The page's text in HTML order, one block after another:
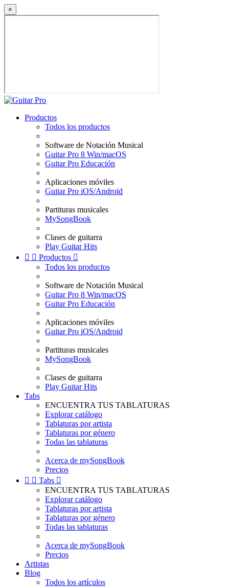
×
Productos
Todos los productos
Software de Notación Musical
Guitar Pro 8 Win/macOS
Guitar Pro Educación
Aplicaciones móviles
Guitar Pro iOS/Android
Partituras musicales
MySongBook
Clases de guitarra
Play Guitar Hits
  Productos 
Todos los productos
Software de Notación Musical
Guitar Pro 8 Win/macOS
Guitar Pro Educación
Aplicaciones móviles
Guitar Pro iOS/Android
Partituras musicales
MySongBook
Clases de guitarra
Play Guitar Hits
Tabs
ENCUENTRA TUS TABLATURAS
Explorar catálogo
Tablaturas por artista
Tablaturas por género
Todas las tablaturas
Acerca de mySongBook
Precios
  Tabs 
ENCUENTRA TUS TABLATURAS
Explorar catálogo
Tablaturas por artista
Tablaturas por género
Todas las tablaturas
Acerca de mySongBook
Precios
Artistas
Blog
Todos los artículos